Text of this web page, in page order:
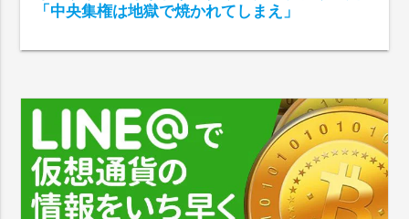
「中央集権は地獄で焼かれてしまえ」